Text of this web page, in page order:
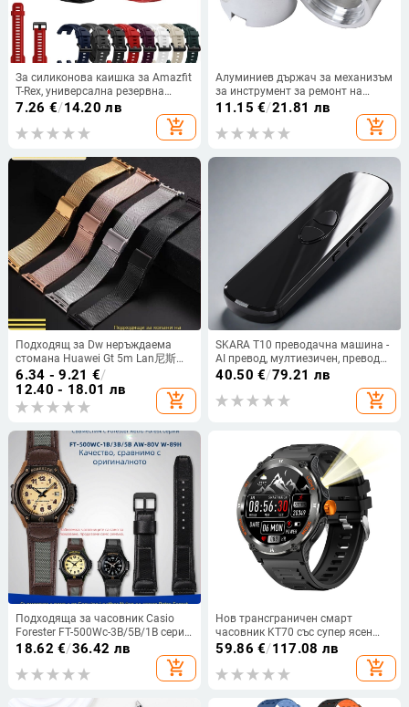
За силиконова каишка за Amazfit
T-Rex, универсална резервна
каишка за тиранозавър рекс
7.26 €/14.20 лв
add_shopping_cart
Алуминиев държач за механизъм
за инструмент за ремонт на
часовници NH35NH36 2824 2892
11.15 €/21.81 лв
add_shopping_cart
Подходящ за Dw неръждаема
стомана Huawei Gt 5m Lan尼斯
мрежеста каишка Apple iWatch
единична/двойна катарама 04
линия каишка за часовник
6.34 - 9.21 €/
12.40 - 18.01 лв
add_shopping_cart
SKARA T10 преводачна машина -
AI превод, мултиезичен, превод
по снимка, Bluetooth 10m,
40.50 €/79.21 лв
add_shopping_cart
Подходяща за часовник Casio
Forester FT-500Wc-3B/5B/1B серия,
мека каишка от естествена кожа,
18.62 €/36.42 лв
add_shopping_cart
Нов трансграничен смарт
часовник KT70 със супер ясен
екран 360*360 пиксела, пулс,
кръв, кислород, кръвно налягане
1,53 инча
59.86 €/117.08 лв
add_shopping_cart